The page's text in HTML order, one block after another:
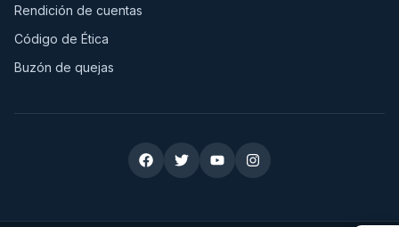
Rendición de cuentas
Código de Ética
Buzón de quejas